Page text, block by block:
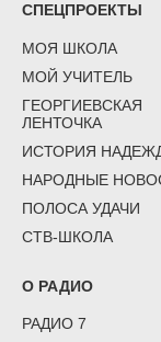
СПЕЦПРОЕКТЫ
МОЯ ШКОЛА
МОЙ УЧИТЕЛЬ
ГЕОРГИЕВСКАЯ
ЛЕНТОЧКА
ИСТОРИЯ
НАРОДНЫЕ
ПОЛОСА УДАЧИ
СТВ-ШКОЛА
О РАДИО
РАДИО 7